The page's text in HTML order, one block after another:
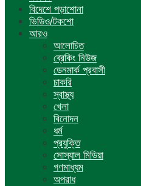
বিদেশে পড়াশোনা
ভিডিও/টকশো
আরও
আলোচিত
ব্রেকিং নিউজ
ডেনমার্ক প্রবাসী
চাকরি
স্বাস্থ্য
খেলা
বিনোদন
ধর্ম
প্রযুক্তি
সোস্যাল মিডিয়া
গণমাধ্যম
অপরাধ